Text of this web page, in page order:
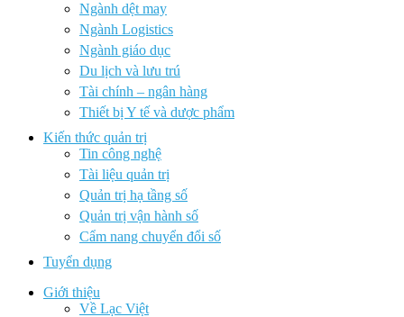
Ngành dệt may
Ngành Logistics
Ngành giáo dục
Du lịch và lưu trú
Tài chính – ngân hàng
Thiết bị Y tế và dược phẩm
Kiến thức quản trị
Tin công nghệ
Tài liệu quản trị
Quản trị hạ tầng số
Quản trị vận hành số
Cẩm nang chuyển đổi số
Tuyển dụng
Giới thiệu
Về Lạc Việt